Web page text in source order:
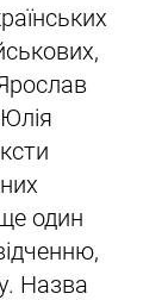
один
Назва